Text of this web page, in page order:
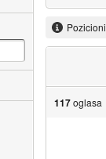
117oglasa